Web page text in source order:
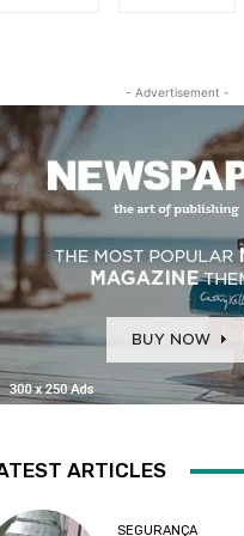
- Advertisement -
ARTICLES
SEGURANÇA